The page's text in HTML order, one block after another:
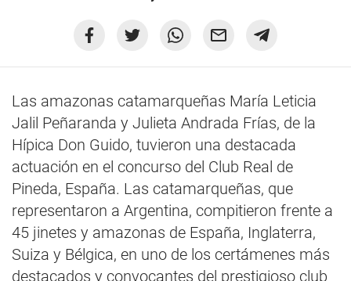
Las amazonas catamarqueñas María Leticia
Jalil Peñaranda y Julieta Andrada Frías, de la
Hípica Don Guido, tuvieron una destacada
actuación en el concurso del Club Real de
Pineda, España. Las catamarqueñas, que
representaron a Argentina, compitieron frente a
45 jinetes y amazonas de España, Inglaterra,
Suiza y Bélgica, en uno de los certámenes más
destacados y convocantes del prestigioso club